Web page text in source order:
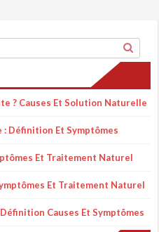
? Causes Et Solution Naturelle
Définition Et Symptômes
Et Traitement Naturel
Et Traitement Naturel
Causes Et Symptômes